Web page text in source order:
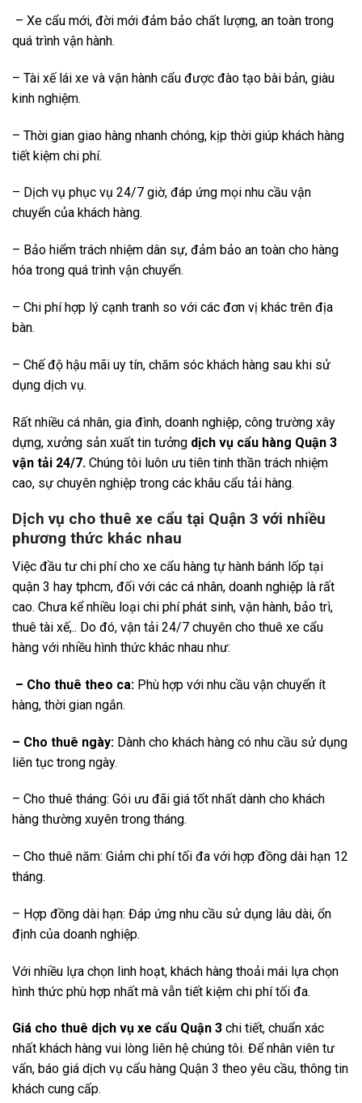
– Xe cẩu mới, đời mới đảm bảo chất lượng, an toàn trong
quá trình vận hành.
– Tài xế lái xe và vận hành cẩu được đào tạo bài bản, giàu
kinh nghiệm.
– Thời gian giao hàng nhanh chóng, kịp thời giúp khách hàng
tiết kiệm chi phí.
– Dịch vụ phục vụ 24/7 giờ, đáp ứng mọi nhu cầu vận
chuyển của khách hàng.
– Bảo hiểm trách nhiệm dân sự, đảm bảo an toàn cho hàng
hóa trong quá trình vận chuyển.
– Chi phí hợp lý cạnh tranh so với các đơn vị khác trên địa
bàn.
– Chế độ hậu mãi uy tín, chăm sóc khách hàng sau khi sử
dụng dịch vụ.
Rất nhiều cá nhân, gia đình, doanh nghiệp, công trường xây
dựng, xưởng sản xuất tin tưởng dịch vụ cẩu hàng Quận 3
vận tải 24/7. Chúng tôi luôn ưu tiên tinh thần trách nhiệm
cao, sự chuyên nghiệp trong các khâu cẩu tải hàng.
Dịch vụ cho thuê xe cẩu tại Quận 3 với nhiều
phương thức khác nhau
Việc đầu tư chi phí cho xe cẩu hàng tự hành bánh lốp tại
quận 3 hay tphcm, đối với các cá nhân, doanh nghiệp là rất
cao. Chưa kể nhiều loại chi phí phát sinh, vận hành, bảo trì,
thuê tài xế,.. Do đó, vận tải 24/7 chuyên cho thuê xe cẩu
hàng với nhiều hình thức khác nhau như:
– Cho thuê theo ca: Phù hợp với nhu cầu vận chuyển ít
hàng, thời gian ngắn.
– Cho thuê ngày: Dành cho khách hàng có nhu cầu sử dụng
liên tục trong ngày.
– Cho thuê tháng: Gói ưu đãi giá tốt nhất dành cho khách
hàng thường xuyên trong tháng.
– Cho thuê năm: Giảm chi phí tối đa với hợp đồng dài hạn 12
tháng.
– Hợp đồng dài hạn: Đáp ứng nhu cầu sử dụng lâu dài, ổn
định của doanh nghiệp.
Với nhiều lựa chọn linh hoạt, khách hàng thoải mái lựa chọn
hình thức phù hợp nhất mà vẫn tiết kiệm chi phí tối đa.
Giá cho thuê dịch vụ xe cẩu Quận 3 chi tiết, chuẩn xác
nhất khách hàng vui lòng liên hệ chúng tôi. Để nhân viên tư
vấn, báo giá dịch vụ cẩu hàng Quận 3 theo yêu cầu, thông tin
khách cung cấp.